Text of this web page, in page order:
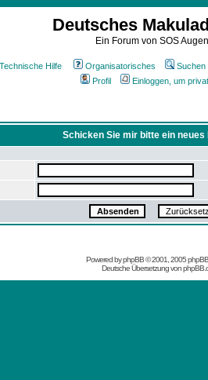
Deutsches
Ein Forum von SOS
Technische Hilfe Organisatorisches Suchen
Profil
Einloggen, um
Schicken Sie mir bitte ein neues
Powered byphpBB© 2001, 2005
Deutsche Übersetzung von